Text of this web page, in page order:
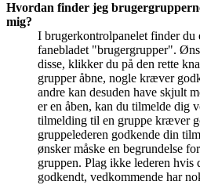
Hvordan finder jeg
mig?
I brugerkontrolpanelet finder du
fanebladet "brugergrupper".
disse, klikker du på den rette
grupper åbne, nogle kræver
andre kan desuden have skjult
er en åben, kan du tilmelde dig
tilmelding til en gruppe kræver
gruppelederen godkende din
ønsker måske en begrundelse
gruppen. Plag ikke lederen
godkendt, vedkommende har